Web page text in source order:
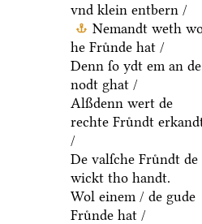
So moth he dat groth
vnd klein entbern /
Nemandt weth wor
he Fruͤnde hat /
Denn ſo ydt em an de
nodt ghat /
Alßdenn wert de
rechte Fruͤndt erkandt
/
De valſche Fruͤndt de
wickt tho handt.
Wol einem / de gude